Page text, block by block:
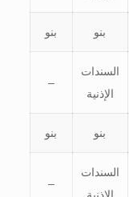
بنو بنو
السندات
الإذنية
–
بنو بنو
السندات
–